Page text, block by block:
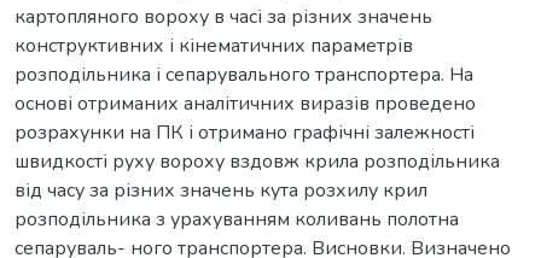
картопляного вороху в часі за різних значень
конструктивних і кінематичних параметрів
розподільника і сепарувального транспортера. На
основі отриманих аналітичних виразів проведено
розрахунки на ПК і отримано графічні залежності
швидкості руху вороху вздовж крила розподільника
від часу за різних значень кута розхилу крил
розподільника з урахуванням коливань полотна
сепаруваль- ного транспортера. Висновки. Визначено